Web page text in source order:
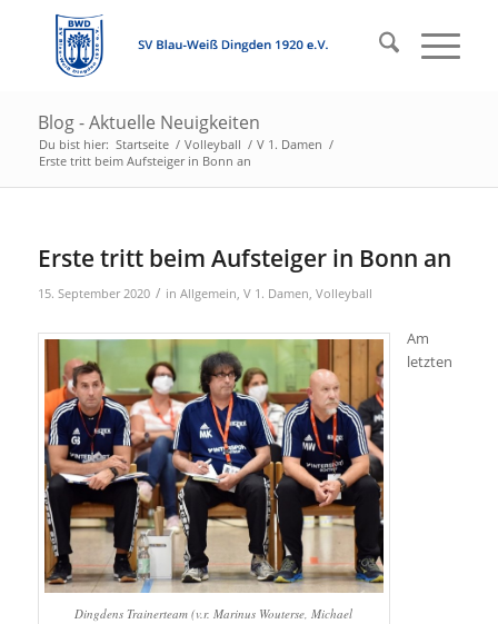
Blog - Aktuelle Neuigkeiten
Du bist hier: Startseite / Volleyball / V 1. Damen /
Erste tritt beim Aufsteiger in Bonn an
Erste tritt beim Aufsteiger in Bonn an
15. September 2020 / in Allgemein, V 1. Damen, Volleyball
Dingdens Trainerteam (v.r. Marinus Wouterse, Michael
Am
letzten